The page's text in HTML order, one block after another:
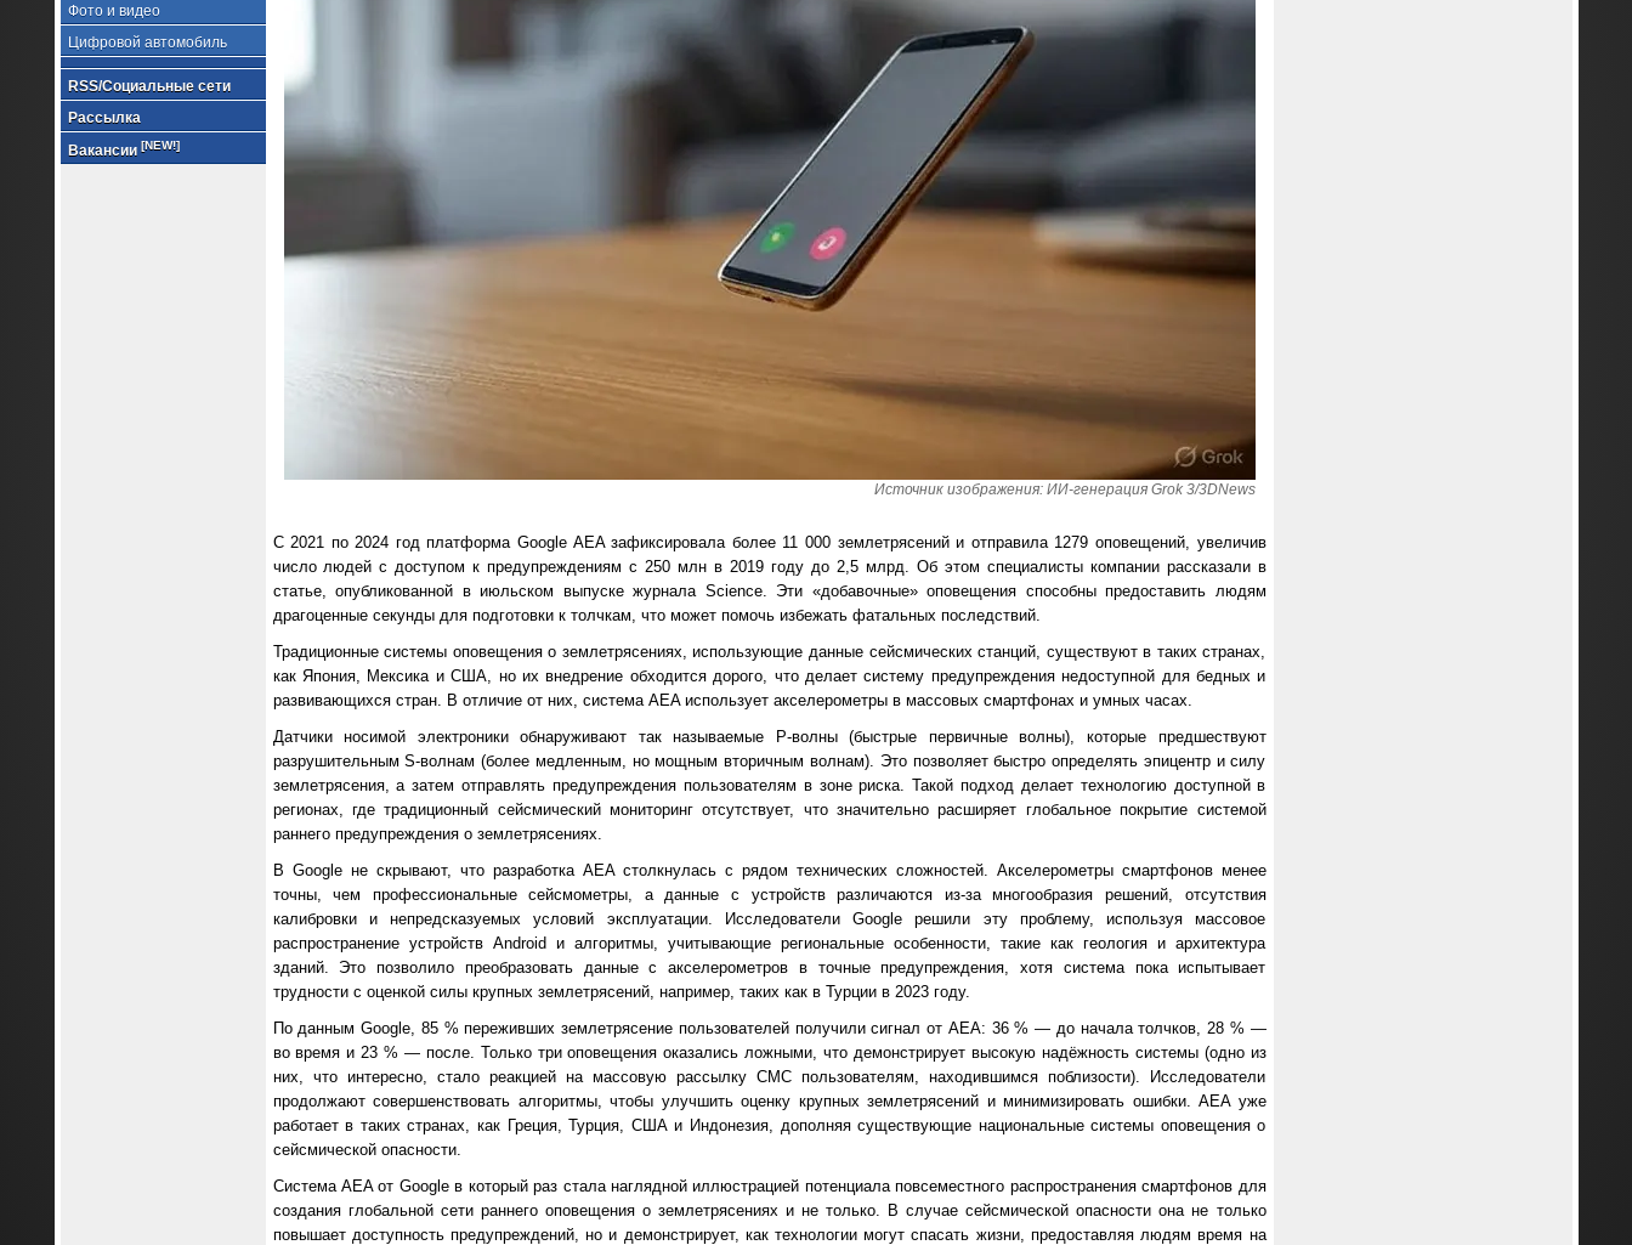
Фото и видео
Цифровой автомобиль
RSS/Социальные сети
Рассылка
Вакансии [NEW!]
Источник изображения: ИИ-генерация Grok 3/3DNews
С 2021 по 2024 год платформа Google AEA зафиксировала более 11 000 землетрясений и отправила 1279 оповещений, увеличив
число людей с доступом к предупреждениям с 250 млн в 2019 году до 2,5 млрд. Об этом специалисты компании рассказали в
статье, опубликованной в июльском выпуске журнала Science. Эти «добавочные» оповещения способны предоставить людям
драгоценные секунды для подготовки к толчкам, что может помочь избежать фатальных последствий.
Традиционные системы оповещения о землетрясениях, использующие данные сейсмических станций, существуют в таких странах,
как Япония, Мексика и США, но их внедрение обходится дорого, что делает систему предупреждения недоступной для бедных и
развивающихся стран. В отличие от них, система AEA использует акселерометры в массовых смартфонах и умных часах.
Датчики носимой электроники обнаруживают так называемые P-волны (быстрые первичные волны), которые предшествуют
разрушительным S-волнам (более медленным, но мощным вторичным волнам). Это позволяет быстро определять эпицентр и силу
землетрясения, а затем отправлять предупреждения пользователям в зоне риска. Такой подход делает технологию доступной в
регионах, где традиционный сейсмический мониторинг отсутствует, что значительно расширяет глобальное покрытие системой
раннего предупреждения о землетрясениях.
В Google не скрывают, что разработка AEA столкнулась с рядом технических сложностей. Акселерометры смартфонов менее
точны, чем профессиональные сейсмометры, а данные с устройств различаются из-за многообразия решений, отсутствия
калибровки и непредсказуемых условий эксплуатации. Исследователи Google решили эту проблему, используя массовое
распространение устройств Android и алгоритмы, учитывающие региональные особенности, такие как геология и архитектура
зданий. Это позволило преобразовать данные с акселерометров в точные предупреждения, хотя система пока испытывает
трудности с оценкой силы крупных землетрясений, например, таких как в Турции в 2023 году.
По данным Google, 85 % переживших землетрясение пользователей получили сигнал от AEA: 36 % — до начала толчков, 28 % —
во время и 23 % — после. Только три оповещения оказались ложными, что демонстрирует высокую надёжность системы (одно из
них, что интересно, стало реакцией на массовую рассылку СМС пользователям, находившимся поблизости). Исследователи
продолжают совершенствовать алгоритмы, чтобы улучшить оценку крупных землетрясений и минимизировать ошибки. AEA уже
работает в таких странах, как Греция, Турция, США и Индонезия, дополняя существующие национальные системы оповещения о
сейсмической опасности.
Система AEA от Google в который раз стала наглядной иллюстрацией потенциала повсеместного распространения смартфонов для
создания глобальной сети раннего оповещения о землетрясениях и не только. В случае сейсмической опасности она не только
повышает доступность предупреждений, но и демонстрирует, как технологии могут спасать жизни, предоставляя людям время на